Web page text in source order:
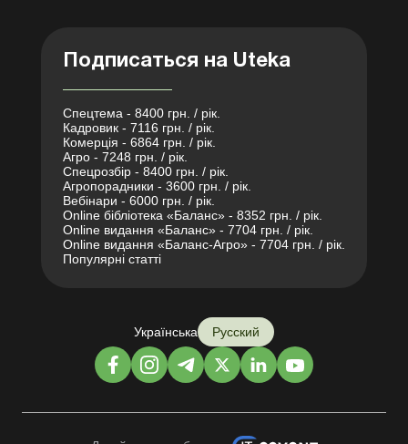
Подписаться на Uteka
Спецтема - 8400 грн. / рік.
Кадровик - 7116 грн. / рік.
Комерція - 6864 грн. / рік.
Агро - 7248 грн. / рік.
Спецрозбір - 8400 грн. / рік.
Агропорадники - 3600 грн. / рік.
Вебінари - 6000 грн. / рік.
Online бібліотека «Баланс» - 8352 грн. / рік.
Online видання «Баланс» - 7704 грн. / рік.
Online видання «Баланс-Агро» - 7704 грн. / рік.
Популярні статті
Українська Русский